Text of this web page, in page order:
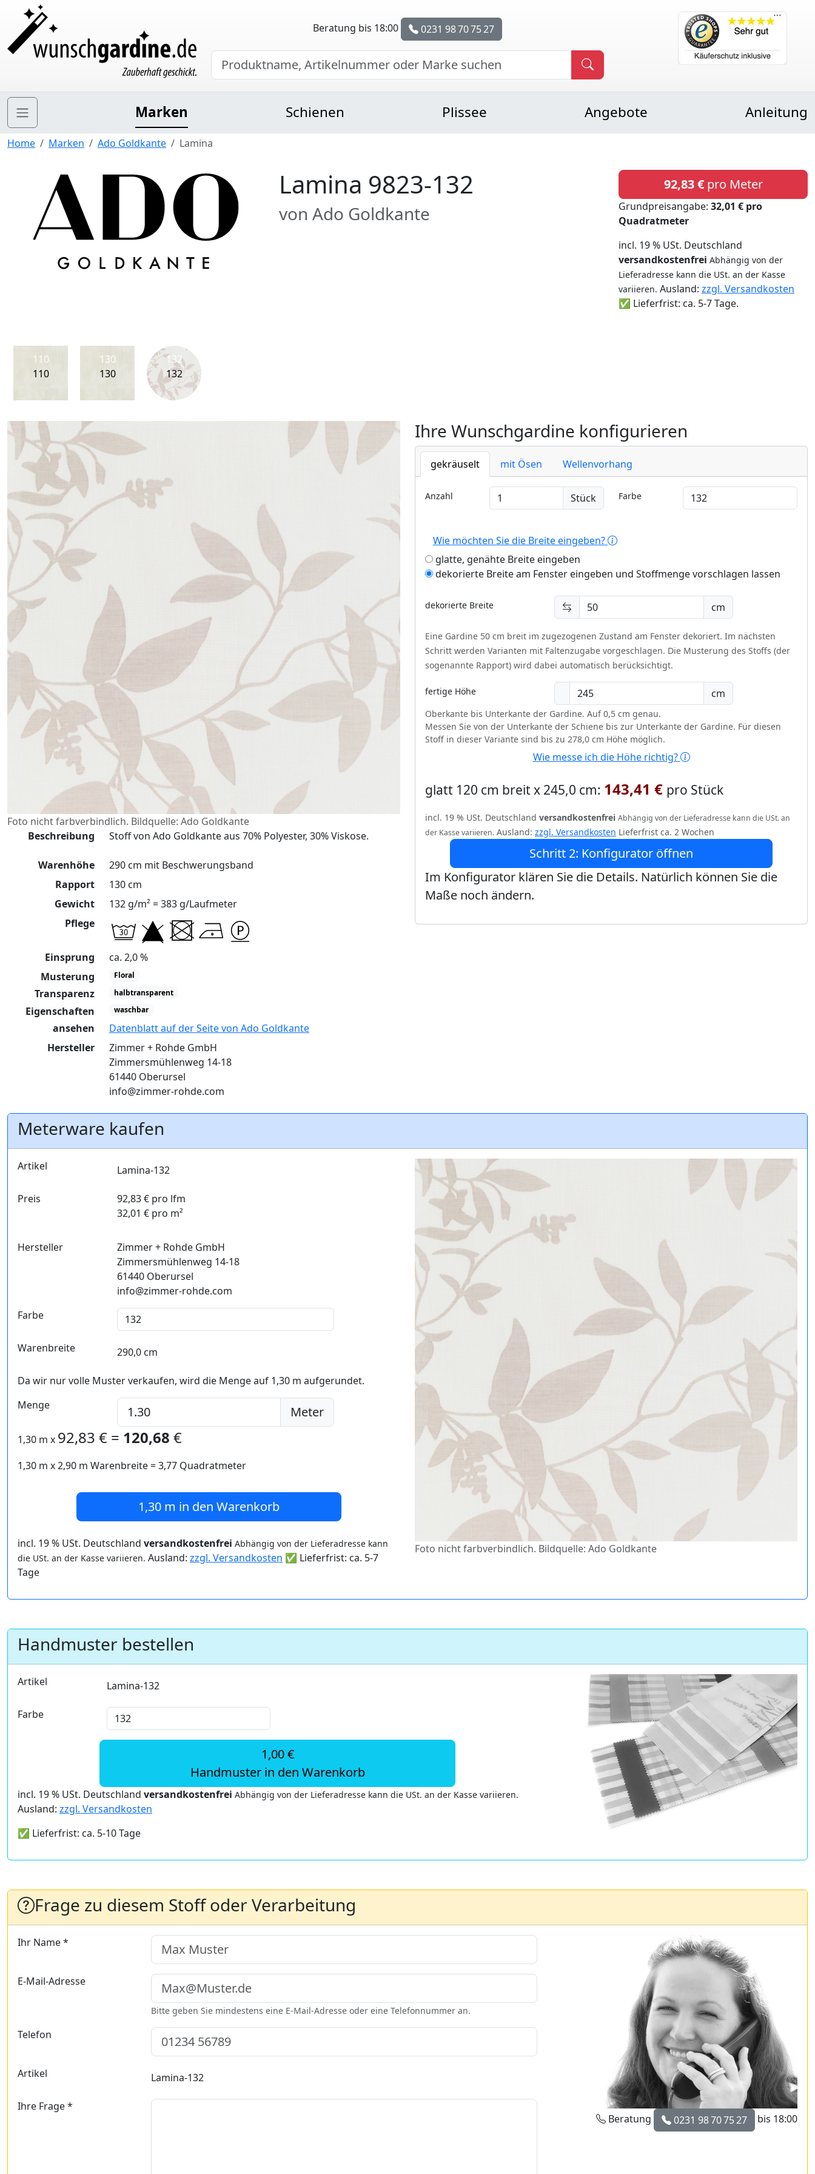
Beratung bis 18:00 0231 98 70 75 27
Marken Schienen Plissee Angebote Anleitung
Home Marken Ado Goldkante Lamina
Lamina 9823-132
von Ado Goldkante
92,83 €pro Meter
Grundpreisangabe: 32,01 € pro
Quadratmeter
incl. 19 % USt. Deutschland
versandkostenfrei Abhängig von der
Lieferadresse kann die USt. an der Kasse
variieren. Ausland: zzgl. Versandkosten
✅ Lieferfrist: ca. 5-7 Tage.
110
110
130
130
132
132
Foto nicht farbverbindlich. Bildquelle: Ado Goldkante
Beschreibung
Stoff von Ado Goldkante aus 70% Polyester, 30% Viskose.
Warenhöhe
290 cm mit Beschwerungsband
Rapport
130 cm
Gewicht
132 g/m² = 383 g/Laufmeter
Pflege
Einsprung
ca. 2,0 %
Musterung
Floral
Transparenz halbtransparent
Eigenschaften waschbar
ansehen
Datenblatt auf der Seite von Ado Goldkante
Hersteller
Zimmer + Rohde GmbH
Zimmersmühlenweg 14-18
61440 Oberursel
info@zimmer-rohde.com
Ihre Wunschgardine konfigurieren
gekräuselt mit Ösen Wellenvorhang
Anzahl Stück Farbe
Wie möchten Sie die Breite eingeben?
glatte, genähte Breite eingeben
dekorierte Breite am Fenster eingeben und Stoffmenge vorschlagen lassen
dekorierte Breite cm
Eine Gardine 50 cm breit im zugezogenen Zustand am Fenster dekoriert. Im nächsten
Schritt werden Varianten mit Faltenzugabe vorgeschlagen. Die Musterung des Stoffs (der
sogenannte Rapport) wird dabei automatisch berücksichtigt.
fertige Höhe cm
Oberkante bis Unterkante der Gardine. Auf 0,5 cm genau.
Messen Sie von der Unterkante der Schiene bis zur Unterkante der Gardine. Für diesen
Stoff in dieser Variante sind bis zu 278,0 cm Höhe möglich.
Wie messe ich die Höhe richtig?
glatt 120 cm breit x 245,0 cm: 143,41 € pro Stück
incl. 19 % USt. Deutschland versandkostenfrei Abhängig von der Lieferadresse kann die USt. an
der Kasse variieren. Ausland: zzgl. Versandkosten Lieferfrist ca. 2 Wochen
Schritt 2: Konfigurator öffnen
Im Konfigurator klären Sie die Details. Natürlich können Sie die
Maße noch ändern.
Meterware kaufen
Artikel Lamina-132
Preis
92,83 € pro lfm
32,01 € pro m²
Hersteller
Zimmer + Rohde GmbH
Zimmersmühlenweg 14-18
61440 Oberursel
info@zimmer-rohde.com
Farbe
Warenbreite 290,0 cm
Da wir nur volle Muster verkaufen, wird die Menge auf 1,30 m aufgerundet.
Menge
Meter
1,30 m x 92,83 € = 120,68 €
1,30 m x2,90 m Warenbreite =3,77 Quadratmeter
1,30 m in den Warenkorb
incl. 19 % USt. Deutschland versandkostenfrei Abhängig von der Lieferadresse kann
die USt. an der Kasse variieren. Ausland: zzgl. Versandkosten ✅ Lieferfrist: ca. 5-7
Tage
Foto nicht farbverbindlich. Bildquelle: Ado Goldkante
Handmuster bestellen
Artikel Lamina-132
Farbe
1,00 €
Handmuster in den Warenkorb
incl. 19 % USt. Deutschland versandkostenfrei Abhängig von der Lieferadresse kann die USt. an der Kasse variieren.
Ausland: zzgl. Versandkosten
✅ Lieferfrist: ca. 5-10 Tage
Frage zu diesem Stoff oder Verarbeitung
Ihr Name *
E-Mail-Adresse
Bitte geben Sie mindestens eine E-Mail-Adresse oder eine Telefonnummer an.
Telefon
Artikel Lamina-132
Ihre Frage *
Beratung
0231 98 70 75 27 bis 18:00